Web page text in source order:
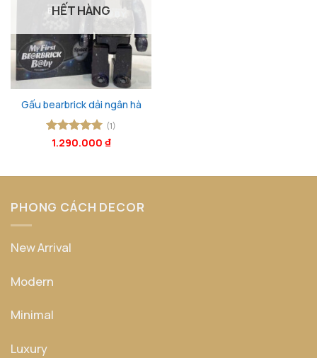
HẾT HÀNG
Gấu bearbrick dải ngân hà
Được xếp
(1)
1.290.000 ₫
PHONG CÁCH DECOR
New Arrival
Modern
Minimal
Luxury